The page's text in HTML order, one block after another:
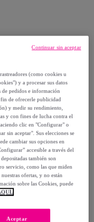
(como cookies u
y a procesar sus datos
de pedidos e información
de ofrecerle publicidad
y medir su rendimiento,
y con fines de lucha contra el
clic en "Configurar" o
sin aceptar". Sus elecciones se
cambiar sus opciones en
accesible a través del
también son
servicio, como las que miden
ofertas, y no están
sobre las Cookies, puede
Aceptar
Continuar sin aceptar